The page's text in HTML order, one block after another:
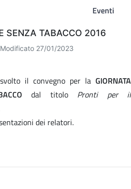
Eventi
SENZA TABACCO 2016
Modificato 27/01/2023
il convegno per la GIORNATA
dal titolo Pronti per il
dei relatori.